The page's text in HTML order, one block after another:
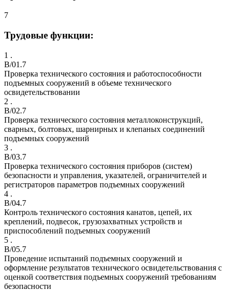
7
Трудовые функции:
1 .
B/01.7
Проверка технического состояния и работоспособности
подъемных сооружений в объеме технического
освидетельствовании
2 .
B/02.7
Проверка технического состояния металлоконструкций,
сварных, болтовых, шарнирных и клепаных соединений
подъемных сооружений
3 .
B/03.7
Проверка технического состояния приборов (систем)
безопасности и управления, указателей, ограничителей и
регистраторов параметров подъемных сооружений
4 .
B/04.7
Контроль технического состояния канатов, цепей, их
креплений, подвесок, грузозахватных устройств и
приспособлений подъемных сооружений
5 .
B/05.7
Проведение испытаний подъемных сооружений и
оформление результатов технического освидетельствования с
оценкой соответствия подъемных сооружений требованиям
безопасности